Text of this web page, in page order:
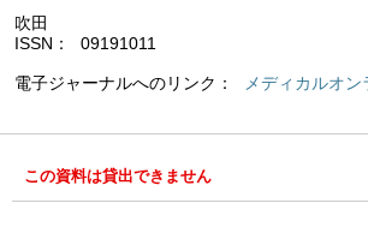
吹田
ISSN
09191011
電子ジャーナルへのリンク メディカルオン
この資料は貸出できません